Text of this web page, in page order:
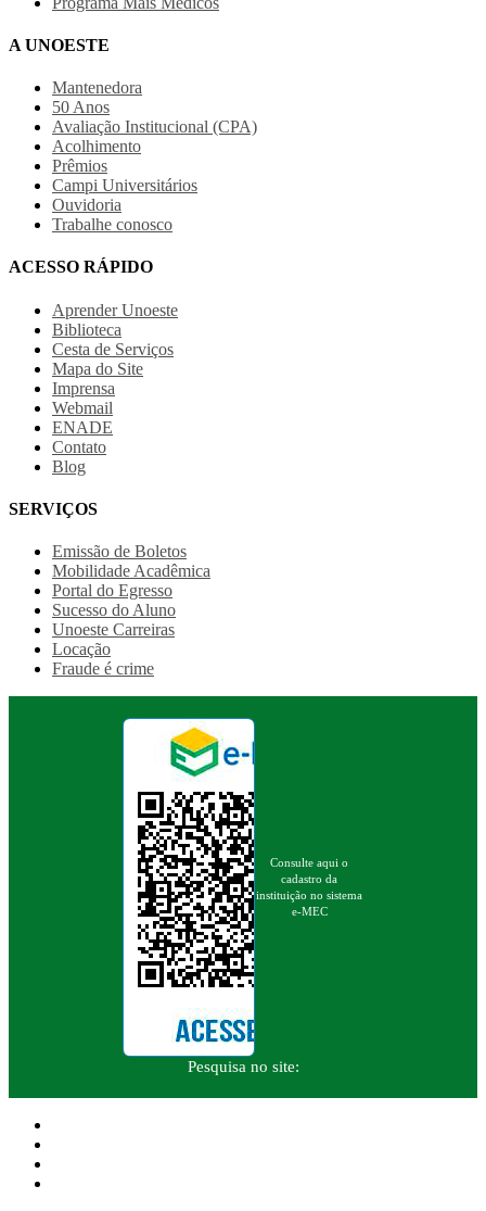
A UNOESTE
Mantenedora
50 Anos
Avaliação Institucional (CPA)
Acolhimento
Prêmios
Campi Universitários
Ouvidoria
Trabalhe conosco
ACESSO RÁPIDO
Aprender Unoeste
Biblioteca
Cesta de Serviços
Mapa do Site
Imprensa
Webmail
ENADE
Contato
Blog
SERVIÇOS
Emissão de Boletos
Mobilidade Acadêmica
Portal do Egresso
Sucesso do Aluno
Unoeste Carreiras
Locação
Fraude é crime
Consulte aqui o
cadastro da
instituição no sistema
e-MEC
Pesquisa no site: